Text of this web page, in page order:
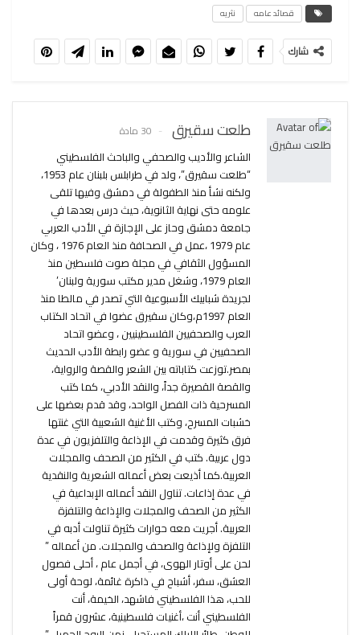
قصائد عامه نثريه
شارك
طلعت سقيرق 30 مادة
الشاعر والأديب والصحفي والباحث الفلسطيني
“طلعت سقيرق”، ولد في طرابلس بلبنان عام 1953،
ولكنه نشأ منذ الطفولة في دمشق وفيها تلقى
علومه حتى نهاية الثانوية، حيث درس بعدها في
جامعة دمشق وحاز على الإجازة في الأدب العربي
عام 1979 ،عمل في الصحافة منذ العام 1976 ، وكان
المسؤول الثقافي في مجلة صوت فلسطين منذ
العام 1979، وشغل مدير مكتب سورية ولبنان’
لجريدة شبابيك الأسبوعية التي تصدر في مالطا منذ
العام 1997م،وكان سقيرق عضوا في اتحاد الكتاب
العرب والصحفيين الفلسطينيين ، وعضو اتحاد
الصحفيين في سورية و عضو رابطة الأدب الحديث
بمصر.توزعت كتاباته بين الشعر والقصة والرواية،
والقصة القصيرة جداً، والنقد الأدبي، كما كتب
المسرحية ذات الفصل الواحد، وقد قدم بعضها على
خشبات المسرح، وكتب الأغنية الشعبية التي غنتها
فرق كثيرة وقدمت في الإذاعة والتلفزيون في عدة
دول عربية. كتب في الكثير من الصحف والمجلات
العربية.كما أذيعت بعض أعماله الشعرية والنقدية
في عدة إذاعات. تناول النقد أعماله الإبداعية في
الكثير من الصحف والمجلات والإذاعة والتلفزة
العربية. أجريت معه حوارات كثيرة تناولت أدبه في
التلفزة ولإذاعة والصحف والمجلات. من أعماله ”
لحن على أوتار الهوى، في أجمل عام ، أحلى فصول
العشق، سفر، أشباح في ذاكرة غائمة، لوحة أولى
للحب، هذا الفلسطيني فاشهد، الخيمة، أنت
الفلسطيني أنت ،أغنيات فلسطينية، عشرون قمراً